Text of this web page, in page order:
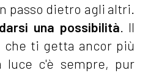
passo dietro agli altri.
una possibilità . Il
che ti getta ancor più
luce c'è sempre, pur